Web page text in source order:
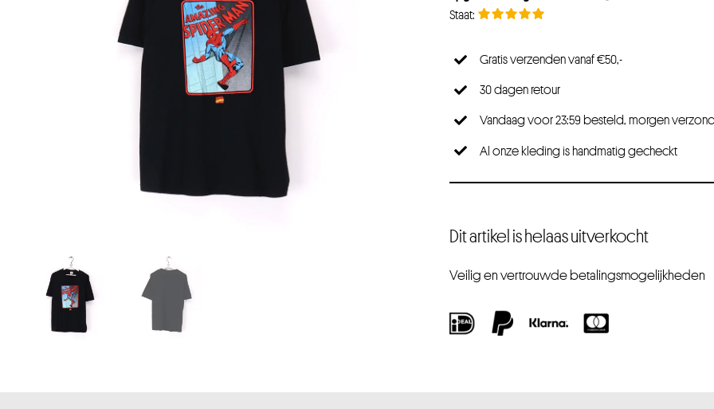
Gratis verzenden vanaf €50,-
30 dagen retour
Vandaag voor 23:59 besteld, morgen
Al onze kleding is handmatig gecheckt
Dit artikel is helaas uitverkocht
Veilig en vertrouwde betalingsmogelijkheden